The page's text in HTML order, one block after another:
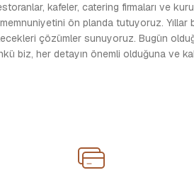
kafeler, catering firmaları ve
ön planda tutuyoruz.
çözümler sunuyoruz. Bugün
biz, her detayın önemli olduğuna ve